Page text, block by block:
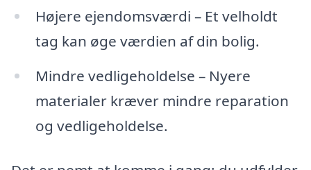
Højere ejendomsværdi – Et velholdt
tag kan øge værdien af din bolig.
Mindre vedligeholdelse – Nyere
materialer kræver mindre reparation
og vedligeholdelse.